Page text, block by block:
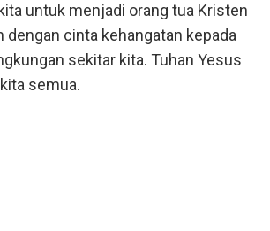
untuk menjadi orang tua Kristen
dengan cinta kehangatan kepada
sekitar kita. Tuhan Yesus
semua.